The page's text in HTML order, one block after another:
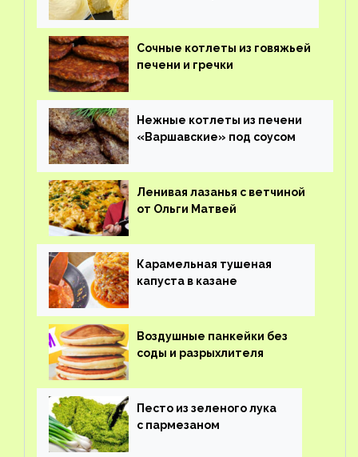
Сочные котлеты из говяжьей
печени и гречки
Нежные котлеты из печени
«Варшавские» под соусом
Ленивая лазанья с ветчиной
от Ольги Матвей
Карамельная тушеная
капуста в казане
Воздушные панкейки без
соды и разрыхлителя
Песто из зеленого лука
с пармезаном